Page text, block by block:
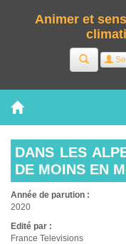
Animer et
DANS LES
DE MOINS EN
Année de parution :
2020
Edité par :
France Televisions